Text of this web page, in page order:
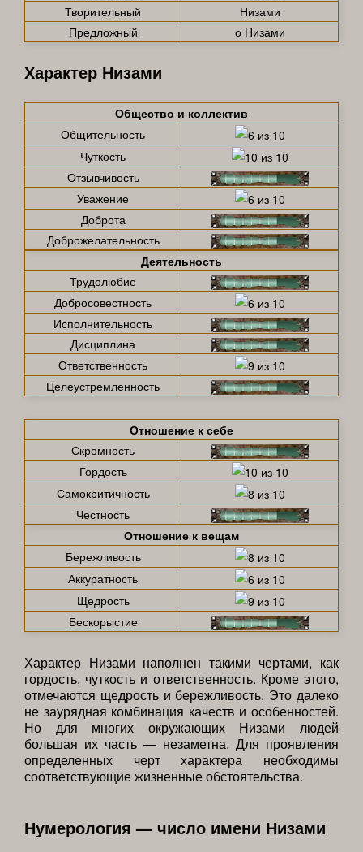
Творительный
Низами
Предложный
о Низами
Характер Низами
Общество и коллектив
Общительность
Чуткость
Отзывчивость
Уважение
Доброта
Доброжелательность
Деятельность
Трудолюбие
Добросовестность
Исполнительность
Дисциплина
Ответственность
Целеустремленность
Отношение к себе
Скромность
Гордость
Самокритичность
Честность
Отношение к вещам
Бережливость
Аккуратность
Щедрость
Бескорыстие
Характер Низами наполнен такими чертами, как
гордость, чуткость и ответственность. Кроме этого,
отмечаются щедрость и бережливость. Это далеко
не заурядная комбинация качеств и особенностей.
Но для многих окружающих Низами людей
большая их часть — незаметна. Для проявления
определенных черт характера необходимы
соответствующие жизненные обстоятельства.
Нумерология — число имени Низами